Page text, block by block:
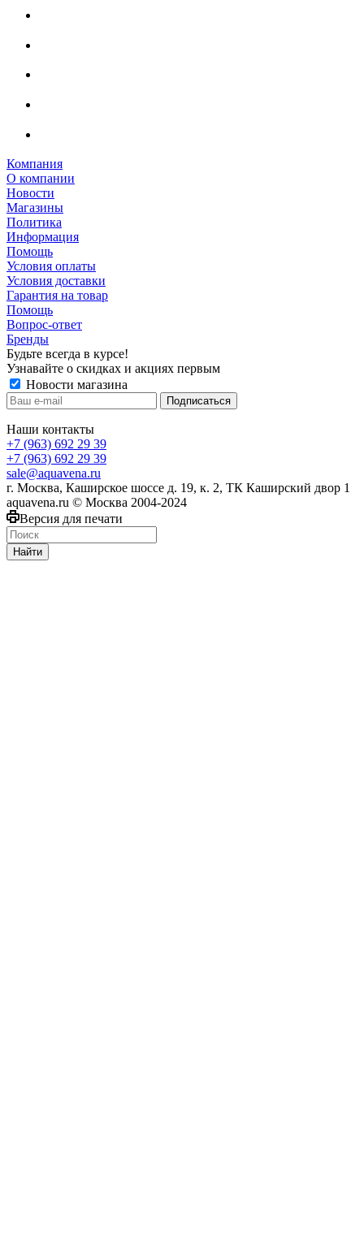
Компания
О компании
Новости
Магазины
Политика
Информация
Помощь
Условия оплаты
Условия доставки
Гарантия на товар
Помощь
Вопрос-ответ
Бренды
Будьте всегда в курсе!
Узнавайте о скидках и акциях первым
Новости магазина
Наши контакты
+7 (963) 692 29 39
+7 (963) 692 29 39
sale@aquavena.ru
г. Москва, Каширское шоссе д. 19, к. 2, ТК Каширский двор 1
aquavena.ru © Москва 2004-2024
Версия для печати
Найти